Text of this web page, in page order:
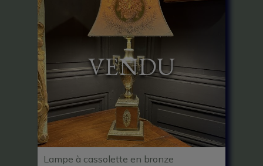
Lampe à cassolette en bronze
VENDU